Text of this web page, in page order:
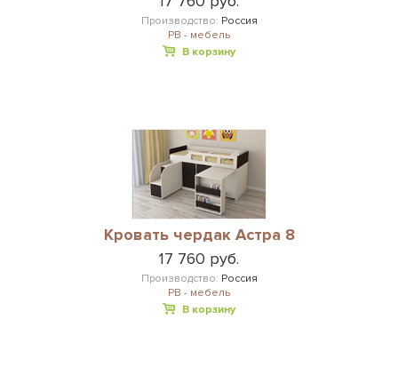
Производство: Россия
РВ - мебель
В корзину
Кровать чердак Астра 8
17 760 руб.
Производство: Россия
РВ - мебель
В корзину